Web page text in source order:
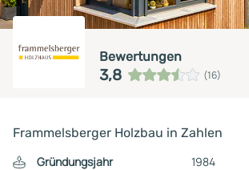
Bewertungen
3,8 (16)
Frammelsberger Holzbau in Zahlen
Gründungsjahr
1984